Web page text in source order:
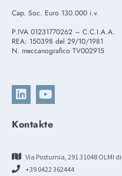
Cap. Soc. Euro 130.000 i.v.
P.IVA 01231770262 – C.C.I.A.A.
REA: 150398 del 29/10/1981
N. meccanografico TV002915
Kontakte
Via Postumia, 291 31048 OLMI
+39 0422 362444